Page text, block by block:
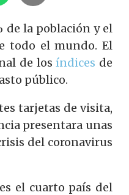
de la población y el
todo el mundo. El
de losíndices de
público.
tarjetas de visita,
presentara unas
del coronavirus
el cuarto país del